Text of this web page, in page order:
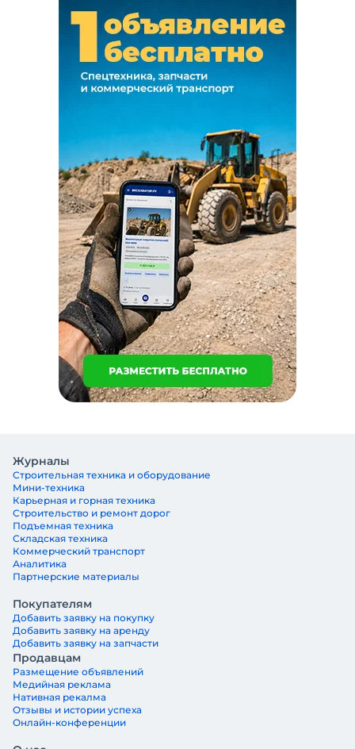
Журналы
Строительная техника и оборудование
Мини-техника
Карьерная и горная техника
Строительство и ремонт дорог
Подъемная техника
Складская техника
Коммерческий транспорт
Аналитика
Партнерские материалы
Покупателям
Добавить заявку на покупку
Добавить заявку на аренду
Добавить заявку на запчасти
Продавцам
Размещение объявлений
Медийная реклама
Нативная рекалма
Отзывы и истории успеха
Онлайн-конференции